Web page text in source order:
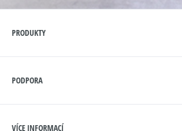
PRODUKTY
PODPORA
VÍCE INFORMACÍ